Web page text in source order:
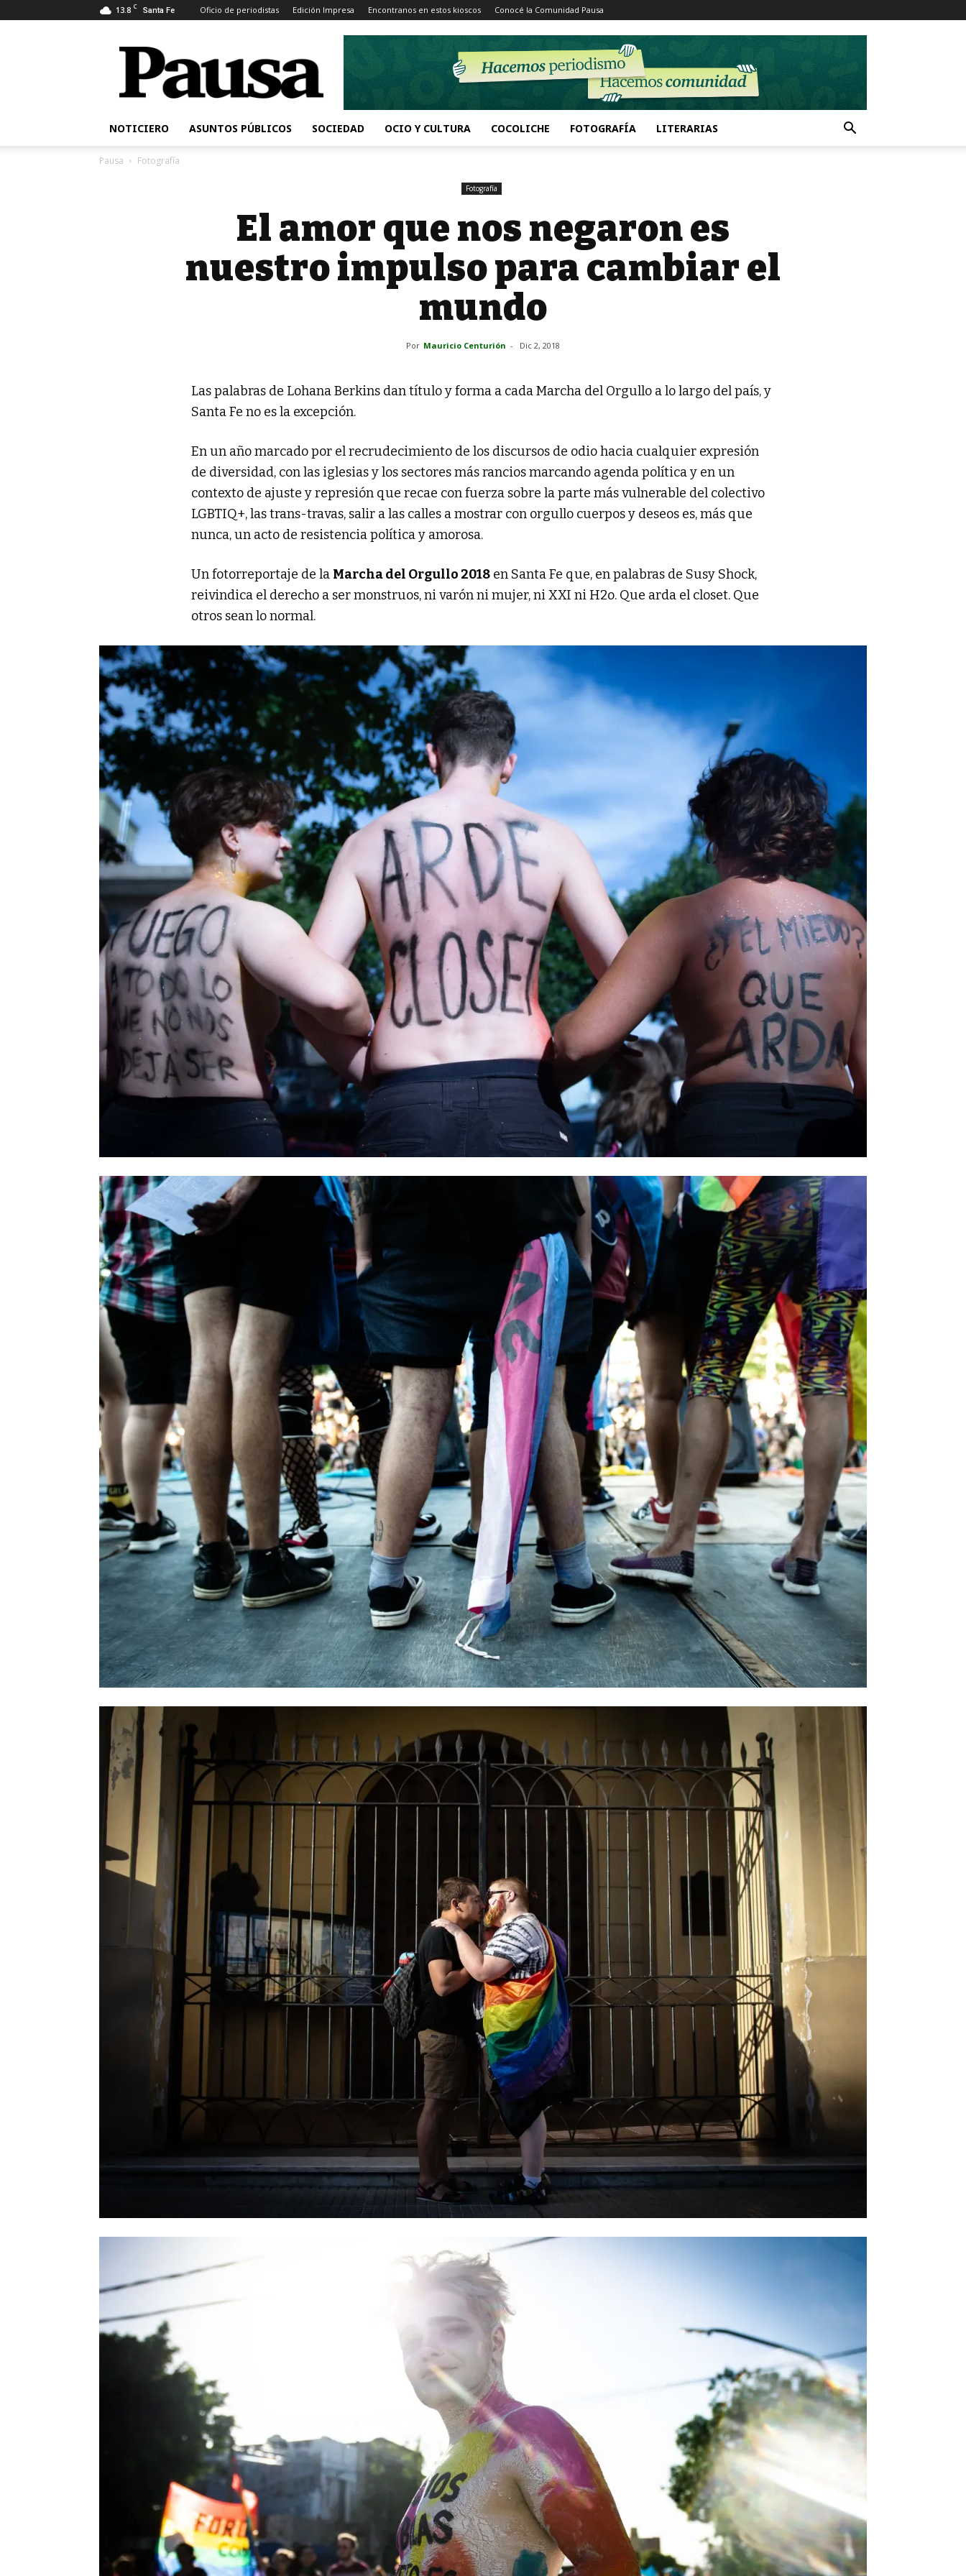
13.8 C Santa Fe Oficio de periodistas Edición Impresa Encontranos en estos kioscos Conocé la Comunidad Pausa
Pausa
NOTICIERO ASUNTOS PÚBLICOS SOCIEDAD OCIO Y CULTURA COCOLICHE FOTOGRAFÍA LITERARIAS
Pausa Fotografía
Fotografía
El amor que nos negaron es
nuestro impulso para cambiar el
mundo
Por Mauricio Centurión - Dic 2, 2018
Las palabras de Lohana Berkins dan título y forma a cada Marcha del Orgullo a lo largo del país, y
Santa Fe no es la excepción.
En un año marcado por el recrudecimiento de los discursos de odio hacia cualquier expresión
de diversidad, con las iglesias y los sectores más rancios marcando agenda política y en un
contexto de ajuste y represión que recae con fuerza sobre la parte más vulnerable del colectivo
LGBTIQ+, las trans-travas, salir a las calles a mostrar con orgullo cuerpos y deseos es, más que
nunca, un acto de resistencia política y amorosa.
Un fotorreportaje de la Marcha del Orgullo 2018 en Santa Fe que, en palabras de Susy Shock,
reivindica el derecho a ser monstruos, ni varón ni mujer, ni XXI ni H2o. Que arda el closet. Que
otros sean lo normal.